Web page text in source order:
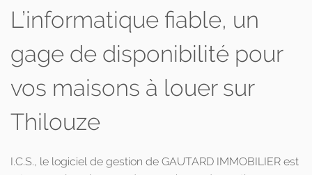
L’informatique fiable, un
gage de disponibilité pour
vos maisons à louer sur
Thilouze
I.C.S., le logiciel de gestion de GAUTARD IMMOBILIER est